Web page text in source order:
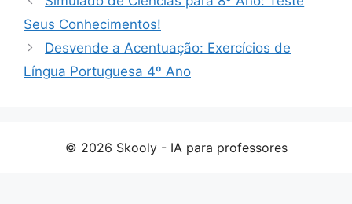
Seus Conhecimentos!
Desvende a Acentuação: Exercícios de
Língua Portuguesa 4º Ano
© 2026 Skooly - IA para professores